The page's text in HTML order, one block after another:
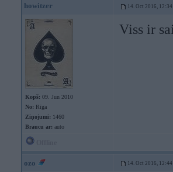
howitzer 14. Oct 2016, 12:34
Kopš: 09. Jun 2010
No: Rīga
Ziņojumi: 1460
Braucu ar: auto
Viss ir
ozo 14. Oct 2016, 12:44